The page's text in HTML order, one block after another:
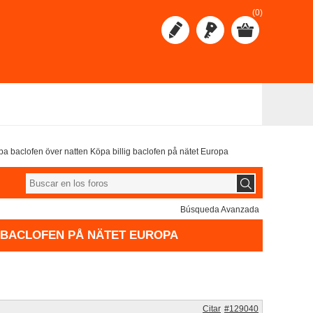
(0)
baclofen över natten Köpa billig baclofen på nätet Europa
Búsqueda Avanzada
PÅ NÄTET EUROPA
#129040
Citar